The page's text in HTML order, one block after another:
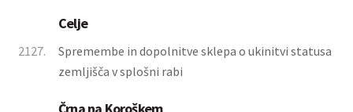
Celje
2127.
Spremembe in dopolnitve sklepa o ukinitvi statusa
zemljišča v splošni rabi